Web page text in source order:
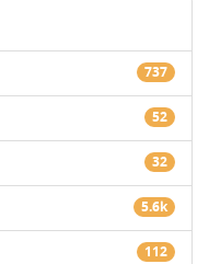
737
52
32
5.6k
112